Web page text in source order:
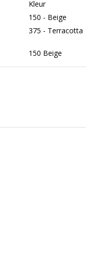
Kleur
150 - Beige
375 - Terracotta
150 Beige